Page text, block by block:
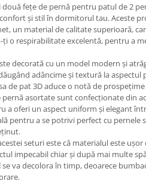
două fețe de pernă pentru patul de 2
și stil în dormitorul tau. Aceste
un material de calitate superioară,
o respirabilitate excelentă, pentru a
decorată cu un model modern și
adâncime și textură la
de pat 3D aduce o notă de
pernă asortate sunt confecționate din
a oferi un aspect uniform și elegant
pentru a se potrivi perfect cu pernele
seturi este că materialul este
impecabil chiar și după mai multe
se va decolora în timp, deoarece